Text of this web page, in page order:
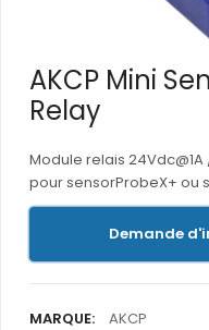
AKCP Mini
Relay
Module relais 24Vdc@1A
pour sensorProbeX+ ou
Demande
MARQUE:
AKCP